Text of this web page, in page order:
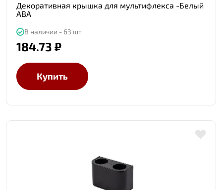
Декоративная крышка для мультифлекса -Белый
АВА
В наличии - 63 шт
184.73 ₽
Купить